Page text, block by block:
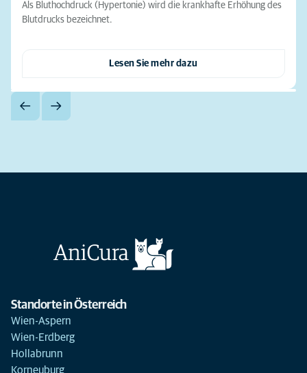
Als Bluthochdruck (Hypertonie) wird die krankhafte Erhöhung des
Blutdrucks bezeichnet.
Lesen Sie mehr dazu
Standorte in Österreich
Wien-Aspern
Wien-Erdberg
Hollabrunn
Korneuburg